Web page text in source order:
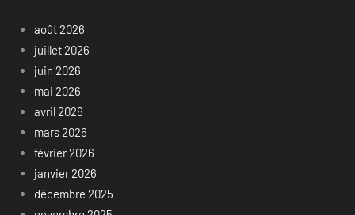
août 2026
juillet 2026
juin 2026
mai 2026
avril 2026
mars 2026
février 2026
janvier 2026
décembre 2025